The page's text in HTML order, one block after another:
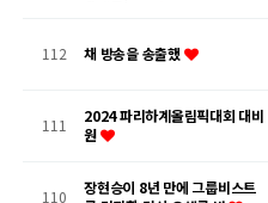
112 채 방송을 송출했
111
2024 파리하계올림픽대회 대비
원
110
장현승이 8년 만에 그룹비스트